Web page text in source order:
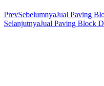
PrevSebelumnyaJual Paving
SelanjutnyaJual Paving Block